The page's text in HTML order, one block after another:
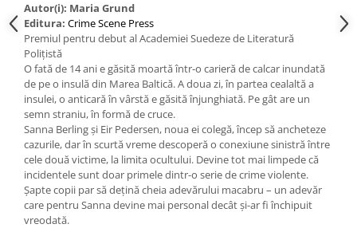
Autor(i): Maria Grund
Editura: Crime Scene Press
Premiul pentru debut al Academiei Suedeze de Literatură
Polițistă
O fată de 14 ani e găsită moartă într-o carieră de calcar inundată
de pe o insulă din Marea Baltică. A doua zi, în partea cealaltă a
insulei, o anticară în vârstă e găsită înjunghiată. Pe gât are un
semn straniu, în formă de cruce.
Sanna Berling și Eir Pedersen, noua ei colegă, încep să ancheteze
cazurile, dar în scurtă vreme descoperă o conexiune sinistră între
cele două victime, la limita ocultului. Devine tot mai limpede că
incidentele sunt doar primele dintr-o serie de crime violente.
Șapte copii par să dețină cheia adevărului macabru – un adevăr
care pentru Sanna devine mai personal decât și-ar fi închipuit
vreodată.